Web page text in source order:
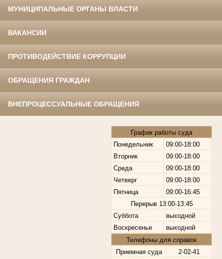
МУНИЦИПАЛЬНЫЕ ОРГАНЫ ВЛАСТИ
ВАКАНСИИ
ПРОТИВОДЕЙСТВИЕ КОРРУПЦИИ
ОБРАЩЕНИЯ ГРАЖДАН
ВНЕПРОЦЕССУАЛЬНЫЕ ОБРАЩЕНИЯ
График работы суда
Понедельник
09:00-18:00
Вторник
09:00-18:00
Среда
09:00-18:00
Четверг
09:00-18:00
Пятница
09:00-16:45
Перерыв 13:00-13:45
Суббота
выходной
Воскресенье
выходной
Телефоны для справок
Приемная суда
2-02-41